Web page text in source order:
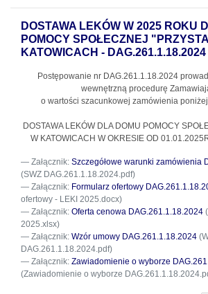
DOSTAWA LEKÓW W 2025 ROKU
POMOCY SPOŁECZNEJ
KATOWICACH - DAG.261.1.18.2024
Postępowanie nr DAG.261.1.18.2024
wewnętrzną procedurę
o wartości szacunkowej zamówienia poniżej
DOSTAWA LEKÓW DLA DOMU POMOCY
W KATOWICACH W OKRESIE OD
Załącznik: Szczegółowe warunki zamówienia
(SWZ DAG.261.1.18.2024.pdf)
Załącznik: Formularz ofertowy
ofertowy - LEKI 2025.docx)
Załącznik: Oferta cenowa DAG.261.1.18.2024
2025.xlsx)
Załącznik: Wzór umowy DAG.261.1.18.2024
DAG.261.1.18.2024.pdf)
Załącznik: Zawiadomienie o wyborze
(Zawiadomienie o wyborze